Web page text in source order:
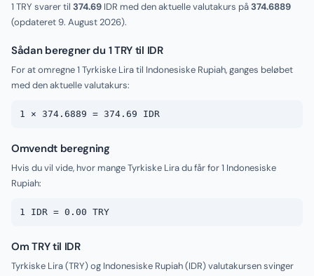
1 TRY svarer til 374.69 IDR med den aktuelle valutakurs på374.6889
(opdateret9. August 2026).
Sådan beregner du 1 TRY til IDR
For at omregne 1 Tyrkiske Lira til Indonesiske Rupiah, ganges beløbet
med den aktuelle valutakurs:
1 × 374.6889 = 374.69 IDR
Omvendt beregning
Hvis du vil vide, hvor mange Tyrkiske Lira du får for 1 Indonesiske
Rupiah:
1 IDR = 0.00 TRY
Om TRY til IDR
Tyrkiske Lira (TRY) og Indonesiske Rupiah (IDR) valutakursen svinger